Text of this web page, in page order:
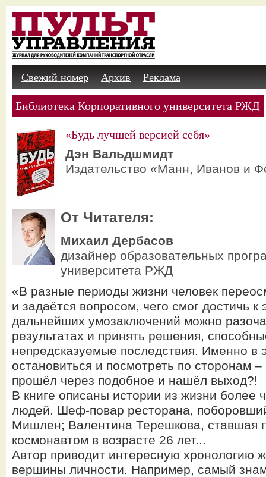
Свежий номер Архив Реклама
Библиотека Корпоративного университета РЖД
«Будь лучшей версией себя»
Дэн Вальдшмидт
Издательство «Манн, Иванов и
От Читателя:
Михаил Дербасов
дизайнер образовательных
университета РЖД
«В разные периоды жизни человек
и задаётся вопросом, чего смог достичь
дальнейших умозаключений можно
результатах и принять решения,
непредсказуемые последствия. Именно в
остановиться и посмотреть по сторонам
прошёл через подобное и нашёл выход?!
В книге описаны истории из жизни более
людей. Шеф-повар ресторана,
Мишлен; Валентина Терешкова, ставшая
космонавтом в возрасте 26 лет...
Автор приводит интересную хронологию
вершины личности. Например, самый